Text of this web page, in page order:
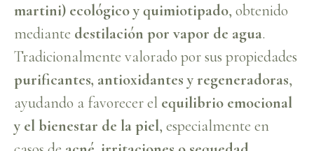
martini) ecológico y quimiotipado, obtenido
mediante destilación por vapor de agua.
Tradicionalmente valorado por sus propiedades
purificantes, antioxidantes y regeneradoras,
ayudando a favorecer el equilibrio emocional
y el bienestar de la piel, especialmente en